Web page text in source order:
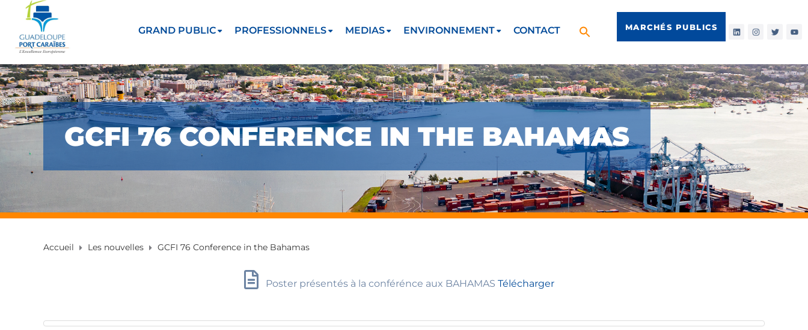
GRAND PUBLIC PROFESSIONNELS MEDIAS ENVIRONNEMENT CONTACT MARCHÉS PUBLICS
GCFI 76 CONFERENCE IN THE BAHAMAS
Accueil Les nouvelles GCFI 76 Conference in the Bahamas
Poster présentés à la conférénce aux BAHAMAS Télécharger